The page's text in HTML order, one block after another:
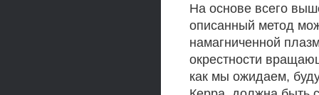
На основе всего
описанный метод
намагниченной
окрестности
как мы ожидаем,